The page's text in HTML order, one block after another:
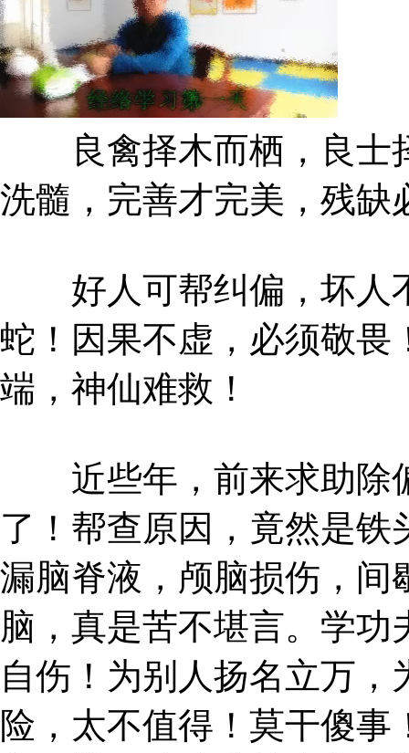
良禽择木而栖，良士
洗髓，完善才完美，残缺
好人可帮纠偏，坏人
蛇！因果不虚，必须敬畏
端，神仙难救！
近些年，前来求助除
了！帮查原因，竟然是
漏脑脊液，颅脑损伤，间
脑，真是苦不堪言。学
自伤！为别人扬名立万
险，太不值得！莫干傻